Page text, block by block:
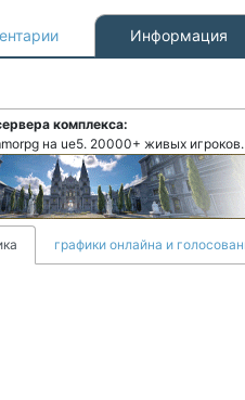
Информация
комплекса:
на ue5. 20000+ живых
графики онлайна и